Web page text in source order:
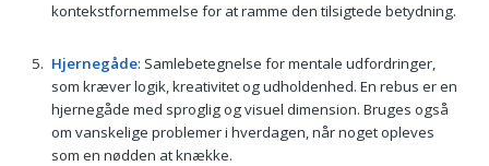
kontekstfornemmelse for at ramme den tilsigtede betydning.
Hjernegåde: Samlebetegnelse for mentale udfordringer,
som kræver logik, kreativitet og udholdenhed. En rebus er en
hjernegåde med sproglig og visuel dimension. Bruges også
om vanskelige problemer i hverdagen, når noget opleves
som en nødden at knække.